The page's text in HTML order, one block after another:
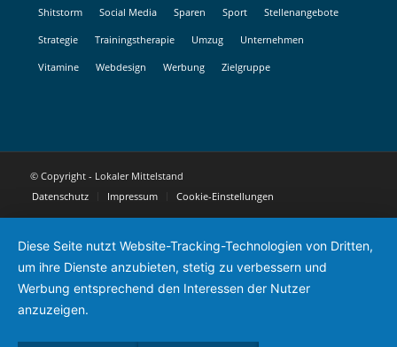
Shitstorm Social Media Sparen Sport Stellenangebote
Strategie Trainingstherapie Umzug Unternehmen
Vitamine Webdesign Werbung Zielgruppe
© Copyright - Lokaler Mittelstand
Datenschutz
Impressum Cookie-Einstellungen
Diese Seite nutzt Website-Tracking-Technologien von Dritten,
um ihre Dienste anzubieten, stetig zu verbessern und
Werbung entsprechend den Interessen der Nutzer
anzuzeigen.